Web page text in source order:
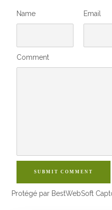
Name Email
Comment
SUBMIT COMMENT
Protégé par BestWebSoft